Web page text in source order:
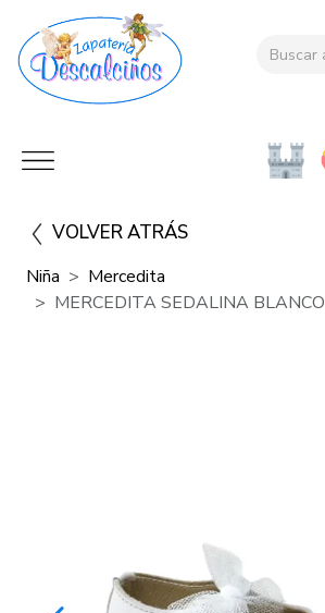
VOLVER ATRÁS
Niña
Mercedita
MERCEDITA SEDALINA BLANCO